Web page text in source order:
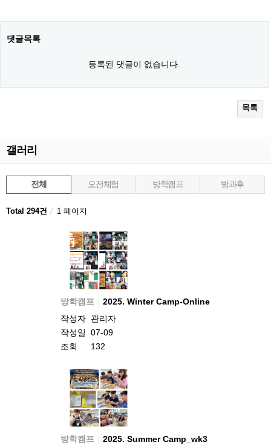
댓글목록
등록된 댓글이 없습니다.
목록
갤러리
전체 오전체험 방학캠프 방과후
Total 294건 1 페이지
방학캠프
2025. Winter Camp-Online
작성자 관리자
작성일
07-09
조회
132
방학캠프
2025. Summer Camp_wk3